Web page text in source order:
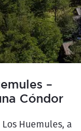
–
Cóndor
Huemules, a